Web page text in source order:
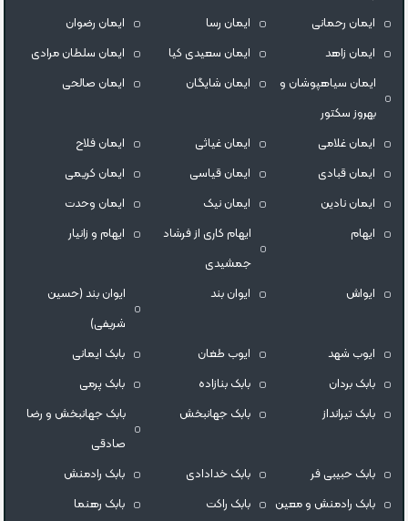
ایمان رحمانی
ایمان رسا
ایمان رضوان
ایمان زاهد
ایمان سعیدی کیا
ایمان سلطان مرادی
ایمان سیاهپوشان و
بهروز سکتور
ایمان شایگان ایمان صالحی
ایمان غلامی ایمان غیاثی
ایمان فلاح
ایمان قبادی
ایمان قیاسی
ایمان کریمی
ایمان نادین
ایمان نیک
ایمان وحدت
ایهام
ایهام کاری از فرشاد
جمشیدی
ایهام و زانیار
ایواش ایوان بند
ایوان بند (حسین
شریفی)
ایوب شهد
ایوب طغان
بابک ایمانی
بابک بردان
بابک بنازاده
بابک پرمی
بابک تیرانداز
بابک جهانبخش
بابک جهانبخش و رضا
صادقی
بابک حبیبی فر
بابک خدادادی
بابک رادمنش
بابک رادمنش و معین
بابک راکت
بابک رهنما